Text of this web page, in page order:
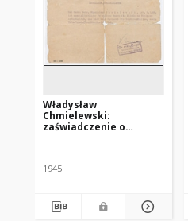
Władysław
Chmielewski:
zaświadczenie o
1945